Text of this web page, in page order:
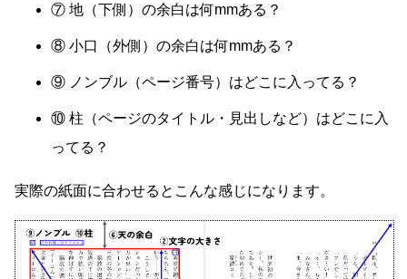
⑦ 地（下側）の余白は何mmある？
⑧ 小口（外側）の余白は何mmある？
⑨ ノンブル（ページ番号）はどこに入ってる？
⑩ 柱（ページのタイトル・見出しなど）はどこに入
ってる？
実際の紙面に合わせるとこんな感じになります。